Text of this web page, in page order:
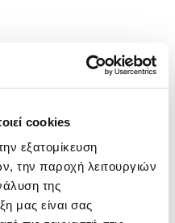
cookies
εξατομίκευση
την παροχή λειτουργιών
της
μας είναι σας